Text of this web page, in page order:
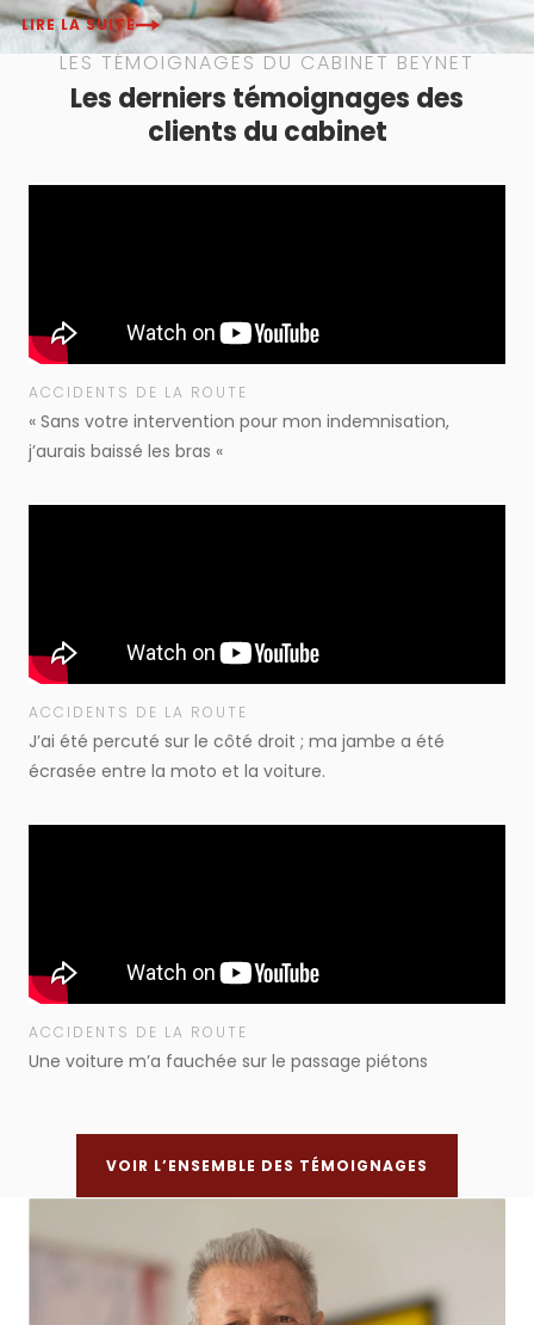
LIRE LA SUITE
LES TÉMOIGNAGES DU CABINET BEYNET
Les derniers témoignages des
clients du cabinet
ACCIDENTS DE LA ROUTE
« Sans votre intervention pour mon indemnisation,
j’aurais baissé les bras «
ACCIDENTS DE LA ROUTE
J’ai été percuté sur le côté droit ; ma jambe a été
écrasée entre la moto et la voiture.
ACCIDENTS DE LA ROUTE
Une voiture m’a fauchée sur le passage piétons
VOIR L’ENSEMBLE DES TÉMOIGNAGES